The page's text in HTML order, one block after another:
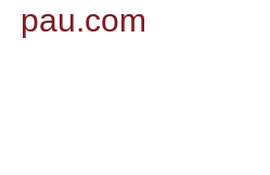
pau.com